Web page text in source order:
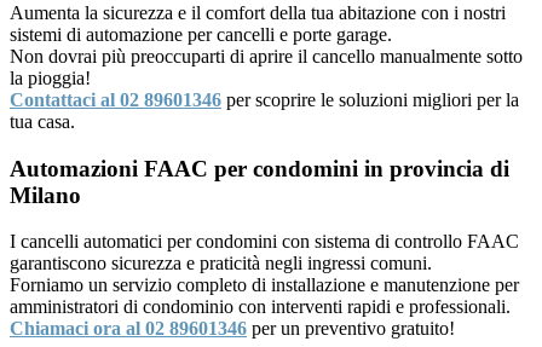
Aumenta la sicurezza e il comfort della tua abitazione con i nostri
sistemi di automazione per cancelli e porte garage.
Non dovrai più preoccuparti di aprire il cancello manualmente sotto
la pioggia!
Contattaci al 02 89601346 per scoprire le soluzioni migliori per la
tua casa.
Automazioni FAAC per condomini in provincia di
Milano
I cancelli automatici per condomini con sistema di controllo FAAC
garantiscono sicurezza e praticità negli ingressi comuni.
Forniamo un servizio completo di installazione e manutenzione per
amministratori di condominio con interventi rapidi e professionali.
Chiamaci ora al 02 89601346 per un preventivo gratuito!